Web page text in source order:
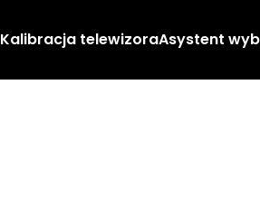
Kalibracja telewizoraAsystent